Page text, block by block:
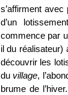
s’affirment
d’un
commence par
il du réalisateur)
découvrir les
du village,
brume de